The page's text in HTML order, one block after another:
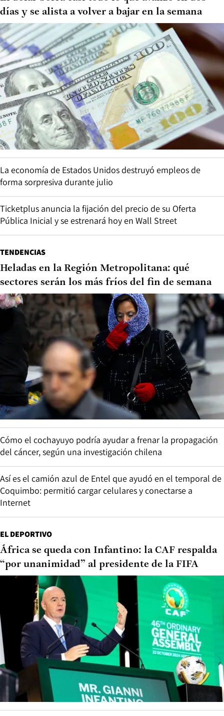
días y se alista a volver a bajar en la semana
La economía de Estados Unidos destruyó empleos de
forma sorpresiva durante julio
Ticketplus anuncia la fijación del precio de su Oferta
Pública Inicial y se estrenará hoy en Wall Street
TENDENCIAS
Heladas en la Región Metropolitana: qué
sectores serán los más fríos del fin de semana
Cómo el cochayuyo podría ayudar a frenar la propagación
del cáncer, según una investigación chilena
Así es el camión azul de Entel que ayudó en el temporal de
Coquimbo: permitió cargar celulares y conectarse a
Internet
EL DEPORTIVO
África se queda con Infantino: la CAF respalda
“por unanimidad” al presidente de la FIFA